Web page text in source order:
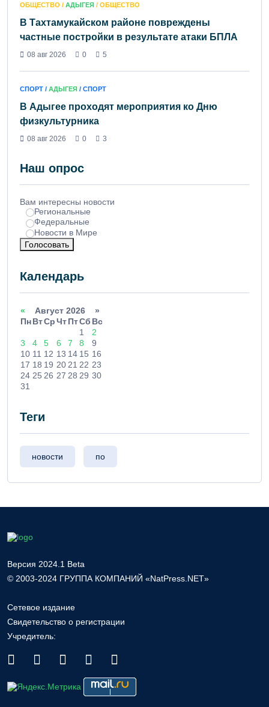
ОБЩЕСТВО / АДЫГЕЯ / ОБЩЕСТВО
В Тахтамукайском районе повреждены
частные постройки в результате атаки БПЛА
08 авг 2026 0 5
СПОРТ / АДЫГЕЯ / СПОРТ
В Адыгее проходят мероприятия ко Дню
физкультурника
08 авг 2026 0 3
Наш опрос
Вам интересны новости
Региональные
Федеральные
Новости в Мире
Голосовать
Календарь
« Август 2026 »
ПнВтСрЧтПтСб Вс
1
2
3
4 5 6 7 8
9
10 11 12 13 14 15 16
17 18 19 2021 22 23
24 25 26 27 28 29 30
31
Теги
новости по
Версия 2024.1 Beta
© 2003-2024 ГРУППА КОМПАНИЙ «NatPress.NET»
Сетевое издание
Свидетельство о регистрации
Учредитель: